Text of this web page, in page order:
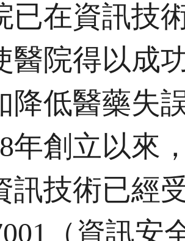
已在資訊技
醫院得以成
降低醫藥失
年創立以來
訊技術已經
（資訊安